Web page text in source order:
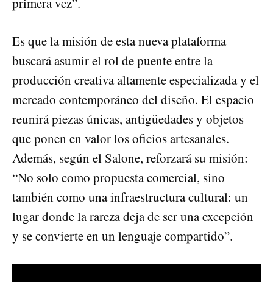
Es que la misión de esta nueva plataforma
buscará asumir el rol de puente entre la
producción creativa altamente especializada y el
mercado contemporáneo del diseño. El espacio
reunirá piezas únicas, antigüedades y objetos
que ponen en valor los oficios artesanales.
Además, según el Salone, reforzará su misión:
“No solo como propuesta comercial, sino
también como una infraestructura cultural: un
lugar donde la rareza deja de ser una excepción
y se convierte en un lenguaje compartido”.